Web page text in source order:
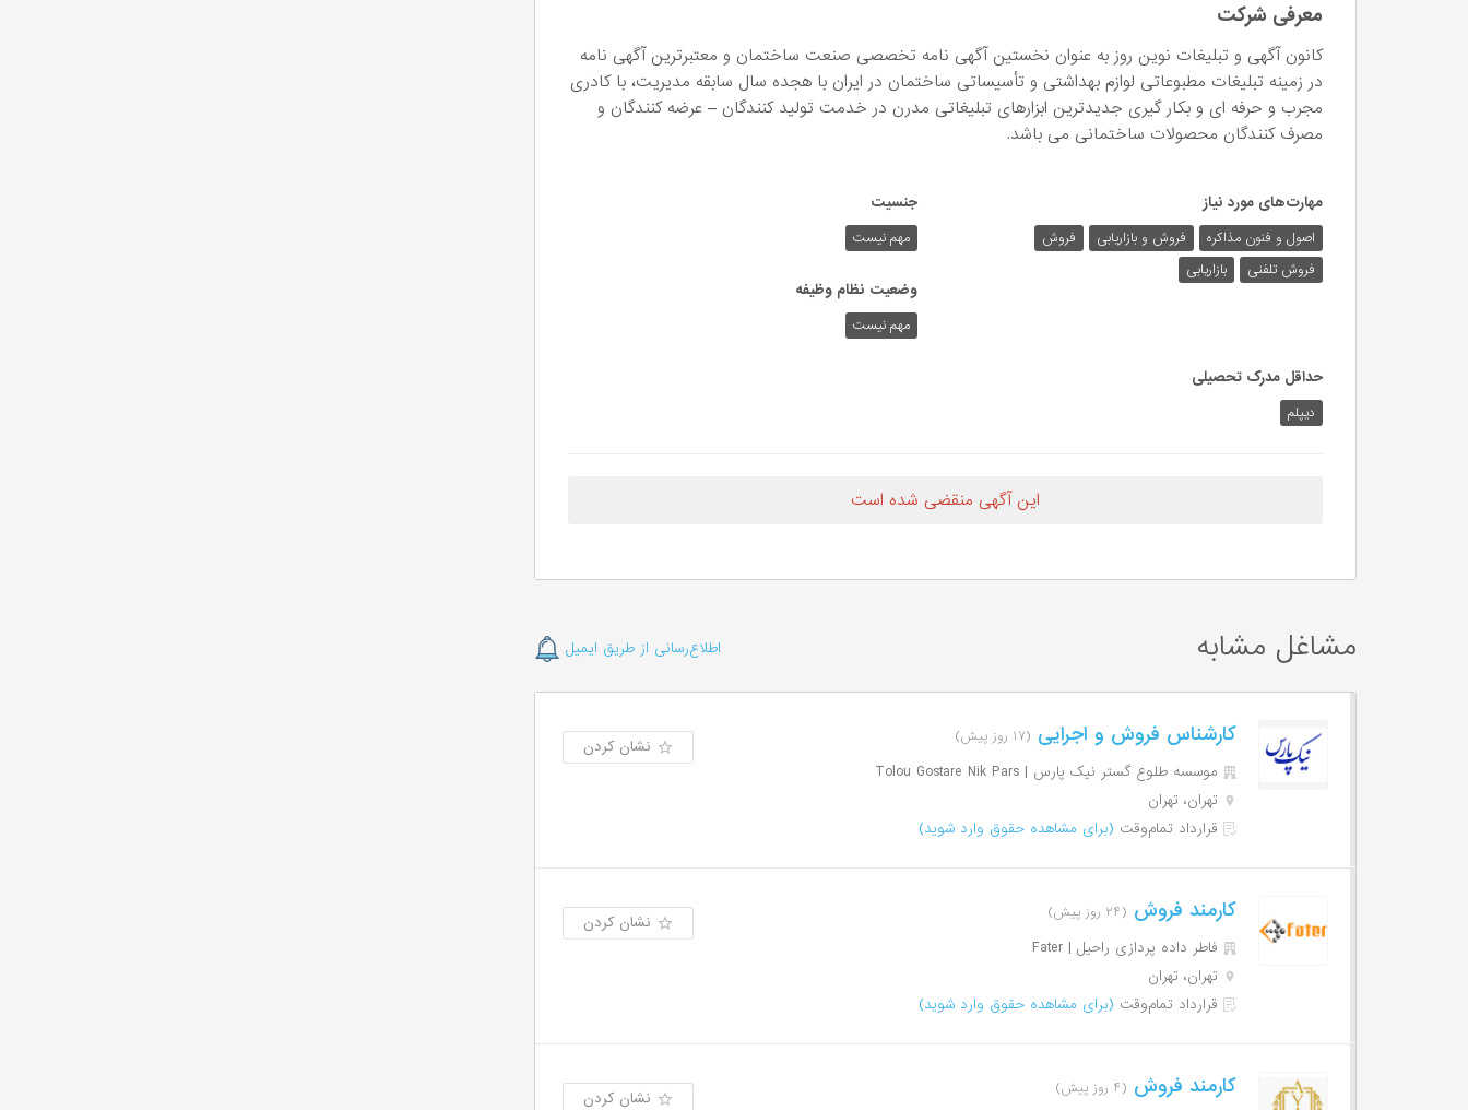
معرفی شرکت
کانون آگهی و تبلیغات نوین روز به عنوان نخستین آگهی نامه تخصصی صنعت ساختمان و معتبرترین آگهی نامه
در زمینه تبلیغات مطبوعاتی لوازم بهداشتی و تأسیساتی ساختمان در ایران با هجده سال سابقه مدیریت، با کادری
مجرب و حرفه ای و بکار گیری جدیدترین ابزارهای تبلیغاتی مدرن در خدمت تولید کنندگان – عرضه کنندگان و
مصرف کنندگان محصولات ساختمانی می باشد.
مهارت‌های مورد نیاز
اصول و فنون مذاکره فروش و بازاریابی
فروش
فروش تلفنی
بازاریابی
جنسیت
مهم نیست
وضعیت نظام وظیفه
مهم‌ نیست
حداقل مدرک تحصیلی
دیپلم
این آگهی منقضی شده است
مشاغل مشابه اطلاع‌رسانی از طریق ایمیل
کارشناس فروش و اجرایی (۱۷ روز پیش)
موسسه طلوع گستر نیک پارس | Tolou Gostare Nik Pars
تهران، تهران
قرارداد تمام‌وقت (برای مشاهده حقوق وارد شوید)
نشان کردن
کارمند فروش (۲۴ روز پیش)
فاطر داده پردازی راحیل | Fater
تهران، تهران
قرارداد تمام‌وقت (برای مشاهده حقوق وارد شوید)
نشان کردن
کارمند فروش (۴ روز پیش) نشان کردن